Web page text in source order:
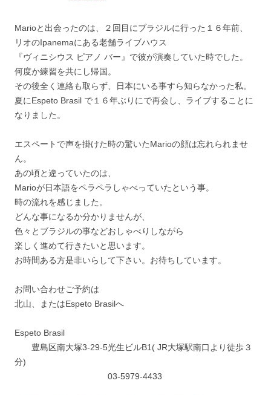
Marioと出会ったのは、２回目にブラジルに行った１６年前、
リオのIpanemaにある老舗ライブハウス
『ヴィニシウス ピアノ バー』で彼が演奏していた時でした。
何度か練習を共にし帰国。
その後全く連絡も取らず、日本にいる事すら知らなかった私。
夏にEspeto Brasil で１６年ぶりにで再会し、ライブすることに
なりました。
エスペートで声を掛けた時の驚いたMarioの顔は忘れられませ
ん。
あの頃と違っていたのは、
Marioが日本語をペラペラしゃべっていたという事。
時の流れを感じました。
どんな事になるか分かりませんが、
色々とブラジルの事などおしゃべりしながら
楽しく進めて行きたいと思います。
お時間ある方是非いらして下さい。お待ちしています。
お問い合わせご予約は
北山、またはEspeto Brasilへ
Espeto Brasil
豊島区南大塚3-29-5光生ビルB1( JR大塚駅南口より徒歩３
分)
03-5979-4433